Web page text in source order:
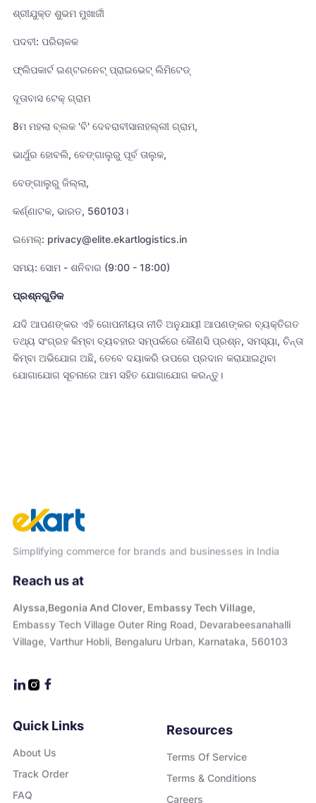
ଶ୍ରୀଯୁକ୍ତ ଶୁଭମ ମୁଖାର୍ଜୀ
ପଦବୀ: ପରିଚାଳକ
ଫ୍ଲିପକାର୍ଟ ଇଣ୍ଟରନେଟ୍ ପ୍ରାଇଭେଟ୍ ଲିମିଟେଡ୍
ଦୂତାବାସ ଟେକ୍ ଗ୍ରାମ
8ମ ମହଲା ବ୍ଲକ 'ବି' ଦେବରାବୀସାନାହଲ୍ଲୀ ଗ୍ରାମ,
ଭାର୍ଥୁର ହୋବଲି, ବେଙ୍ଗାଲୁରୁ ପୂର୍ବ ତାଲୁକ,
ବେଙ୍ଗାଲୁରୁ ଜିଲ୍ଲା,
କର୍ଣ୍ଣାଟକ, ଭାରତ, 560103।
ଇମେଲ୍: privacy@elite.ekartlogistics.in
ସମୟ: ସୋମ - ଶନିବାର (9:00 - 18:00)
ପ୍ରଶ୍ନଗୁଡିକ
ଯଦି ଆପଣଙ୍କର ଏହି ଗୋପନୀୟତା ନୀତି ଅନୁଯାୟୀ ଆପଣଙ୍କର ବ୍ୟକ୍ତିଗତ
ତଥ୍ୟ ସଂଗ୍ରହ କିମ୍ବା ବ୍ୟବହାର ସମ୍ପର୍କରେ କୌଣସି ପ୍ରଶ୍ନ, ସମସ୍ୟା, ଚିନ୍ତା
କିମ୍ବା ଅଭିଯୋଗ ଅଛି, ତେବେ ଦୟାକରି ଉପରେ ପ୍ରଦାନ କରାଯାଇଥିବା
ଯୋଗାଯୋଗ ସୂଚନାରେ ଆମ ସହିତ ଯୋଗାଯୋଗ କରନ୍ତୁ।
Simplifying commerce for brands and businesses in India
Reach us at
Alyssa,Begonia And Clover, Embassy Tech Village,
Embassy Tech Village Outer Ring Road, Devarabeesanahalli
Village, Varthur Hobli, Bengaluru Urban, Karnataka, 560103
Quick Links
About Us
Track Order
FAQ
Resources
Terms Of Service
Terms & Conditions
Careers